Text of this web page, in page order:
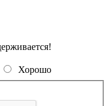
Хорошо